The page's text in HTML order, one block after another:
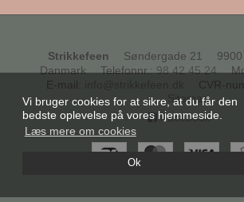
Vi bruger cookies for at sikre, at du får den
bedste oplevelse på vores hjemmeside.
Læs mere om cookies
Ok
Strikkefeen Søndergade 21
Danmark
Telefonnr.: 98 42 45 24
E-mail
CVR-
Sitemap
Facebook